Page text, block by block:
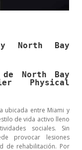
North Bay
North Bay
Physical
ubicada entre Miami y
de vida activo lleno
sociales. Sin
provocar lesiones
de rehabilitación. Por